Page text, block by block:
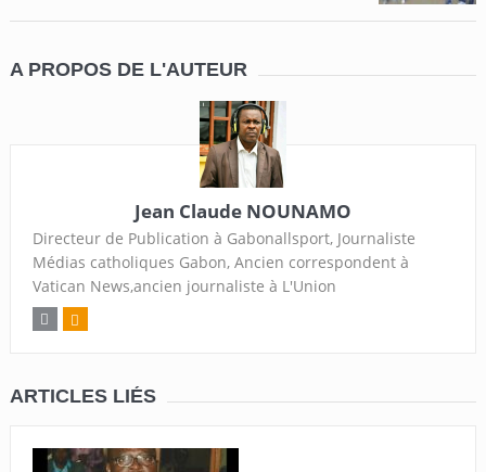
A PROPOS DE L'AUTEUR
Jean Claude NOUNAMO
Directeur de Publication à Gabonallsport, Journaliste
Médias catholiques Gabon, Ancien correspondent à
Vatican News,ancien journaliste à L'Union
ARTICLES LIÉS